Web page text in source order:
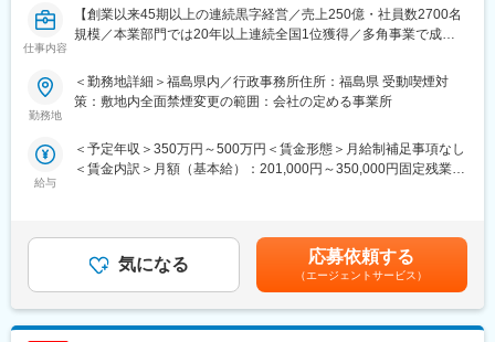
・製品の品質を支える重要ポジション
・製造・技術・営業など多くの部署と連携しながら活躍できる
・将来的には品質保証の中核メンバーとして活躍可能
・主な取引先：国土交通省、農林水産省、地方自治体、鉄道運輸
機構、各種団体、大手ゼネコン
・在籍人数：全国9支社にて約1,000名以上の技術が活躍しており
ます！中途入社者、多数活躍中！
■ワークライフバランス：
・再雇用制度が整っており、60歳の定年後もほぼ同様に働き続け
・社内・社外業務比率もほぼ50:50で、室内での事務業務が多いの
も特徴です。
・退職金制度や介護休業制度もあり、働きやすい環境が整ってお
ります。
仕事内容
【創業以来45期以上の連続黒字経営／売上250億・社員数2700名
規模／本業部門では20年以上連続全国1位獲得／多角事業で成長
【職務概要】
当社は国土交通省、農林水産省や地方自治体などと業務委託契約
インフラなど大規模な案件を担当することが多く、公共工事が円
滑に進むよう施工管理や資料作成業務などを担当していただきま
国や都道府県、政令都市など官公庁が発注する公共事業（河川・
道路工事等）の発注業務をサポートすることです。
工事の積算や検査などの業務を公務員に代わって行うことで、ワ
ークライフバランス良く働くことが可能です。
勤務地
＜勤務地詳細＞福島県内／行政事務所住所：福島県 受動喫煙対
策：敷地内全面禁煙変更の範囲：会社の定める事業所
給与
＜予定年収＞350万円～500万円＜賃金形態＞月給制補足事項なし
＜賃金内訳＞月額（基本給）：201,000円～350,000円固定残業手
＞■昇給：年1回（7月）■賞与：年2回（6月、12月）※正社員移行
前は毎月手当として支給（年間で見た受給金額に影響が出ないよ
う考慮あり）賃金はあくまでも目安の金額であり、選考を通じて
上下する可能性があります。月給(月額)は固定手当を含めた表記で
す。
気になる 応募依頼する
（エージェントサービス）